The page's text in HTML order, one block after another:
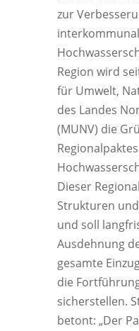
zur
Region wird
für Umwelt,
des Landes
(MUNV) die
Dieser
Strukturen
und soll
Ausdehnung
gesamte
die
sicherstellen.
betont: „Der